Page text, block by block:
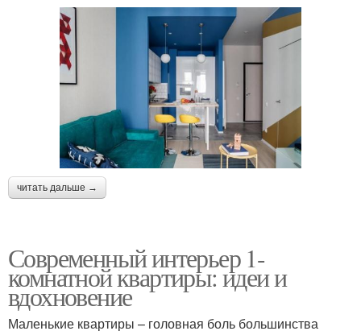
читать дальше →
Современный интерьер 1-
комнатной квартиры: идеи и
вдохновение
Маленькие квартиры – головная боль большинства